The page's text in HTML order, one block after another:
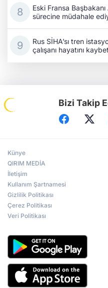
Eski Fransa
sürecine müdahale
Rus SİHA’sı tren
çalışanı hayatını
Bizi Takip
Künye
QIRIM MEDİA
İletişim
Kullanım Şartnamesi
Gizlilik Politikası
Çerez Politikası
Veri Politikası